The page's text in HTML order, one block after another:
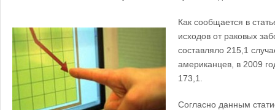
Как сообщается в
исходов от раковых
составляло 215,1
американцев, в 2009
173,1.
Согласно данным